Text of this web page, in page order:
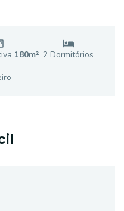
180m² 2 Dormitórios